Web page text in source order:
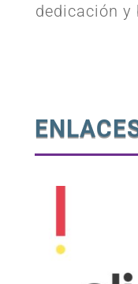
dedicación y